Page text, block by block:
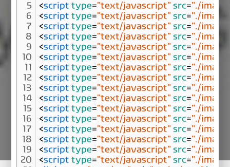
5
6
7
8
9
10
11
12
13
14
15
16
17
18
19
20
<script type="text/javascript" src="./
<script type="text/javascript" src="./
<script type="text/javascript" src="./
<script type="text/javascript" src="./
<script type="text/javascript" src="./
<script type="text/javascript" src="./
<script type="text/javascript" src="./
<script type="text/javascript" src="./
<script type="text/javascript" src="./
<script type="text/javascript" src="./
<script type="text/javascript" src="./
<script type="text/javascript" src="./
<script type="text/javascript" src="./
<script type="text/javascript" src="./
<script type="text/javascript" src="./
<script type="text/javascript" src="./